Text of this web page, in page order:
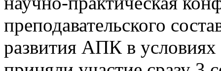
преподавательского
развития АПК в